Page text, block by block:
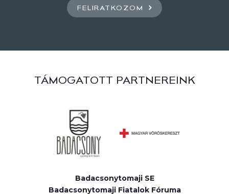
FELIRATKOZOM
TÁMOGATOTT PARTNEREINK
Badacsonytomaji SE
Badacsonytomaji Fiatalok Fóruma